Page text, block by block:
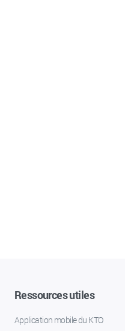
Ressources utiles
Application mobile du KTO